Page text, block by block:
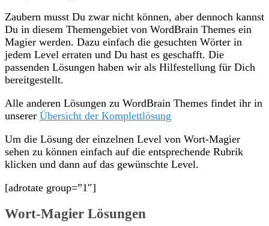
Zaubern musst Du zwar nicht können, aber dennoch kannst
Du in diesem Themengebiet von WordBrain Themes ein
Magier werden. Dazu einfach die gesuchten Wörter in
jedem Level erraten und Du hast es geschafft. Die
passenden Lösungen haben wir als Hilfestellung für Dich
bereitgestellt.
Alle anderen Lösungen zu WordBrain Themes findet ihr in
unserer Übersicht der Komplettlösung
Um die Lösung der einzelnen Level von Wort-Magier
sehen zu können einfach auf die entsprechende Rubrik
klicken und dann auf das gewünschte Level.
[adrotate group=”1″]
Wort-Magier Lösungen